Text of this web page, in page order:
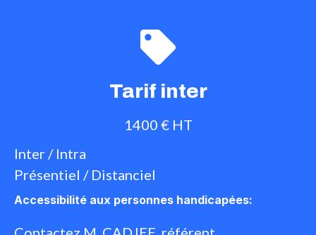
Tarif inter
1400 € HT
Inter / Intra
Présentiel / Distanciel
Accessibilité aux personnes handicapées:​